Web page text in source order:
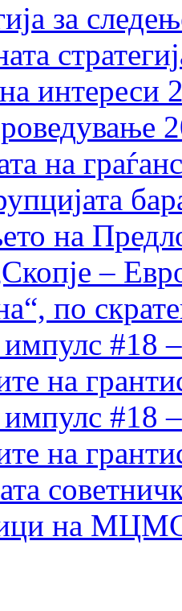
за
интереси
на
на
–
по
#18
на
#18
на
на МЦМС